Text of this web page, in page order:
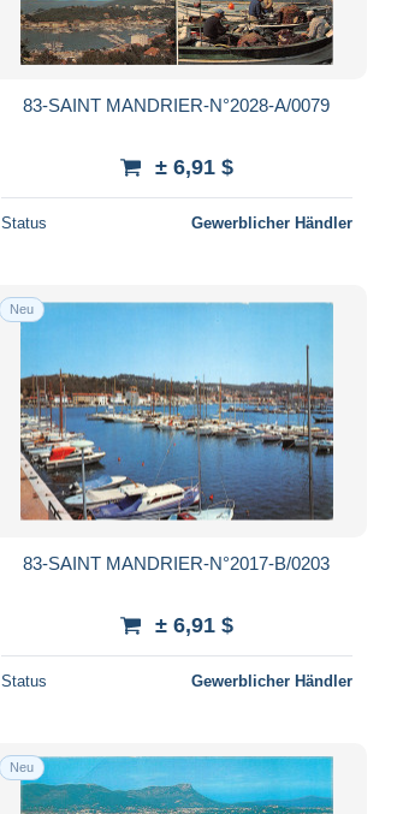
83-SAINT MANDRIER-N°2028-A/0079
± 6,91 $
Status Gewerblicher Händler
Neu
83-SAINT MANDRIER-N°2017-B/0203
± 6,91 $
Status Gewerblicher Händler
Neu